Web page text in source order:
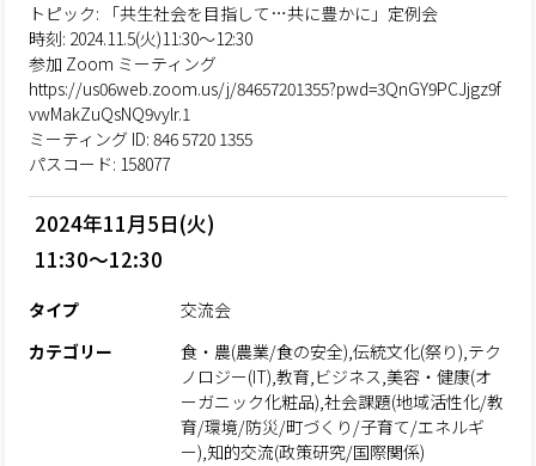
トピック: 「共生社会を目指して…共に豊かに」定例会
時刻: 2024.11.5(火)11:30～12:30
参加 Zoom ミーティング
https://us06web.zoom.us/j/84657201355?pwd=3QnGY9PCJjgz9f
vwMakZuQsNQ9vylr.1
ミーティング ID: 846 5720 1355
パスコード: 158077
2024年11月5日(火)
11:30～12:30
タイプ
交流会
カテゴリー
食・農(農業/食の安全),伝統文化(祭り),テク
ノロジー(IT),教育,ビジネス,美容・健康(オ
ーガニック化粧品),社会課題(地域活性化/教
育/環境/防災/町づくり/子育て/エネルギ
ー),知的交流(政策研究/国際関係)